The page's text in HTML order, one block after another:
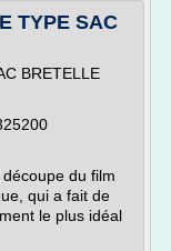
TYPE SAC
BRETELLE
du film
qui a fait de
le plus idéal